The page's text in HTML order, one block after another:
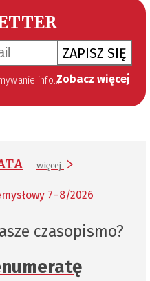
ZAPISZ SIĘ
(Dz. U. 144 z 2002 r. poz. 1204). Zgoda jest dobrowolna, jednak jej wyrażenie jest konieczne, aby otrzymywać newsletter. Zobacz więcej
więcej
czasopismo?